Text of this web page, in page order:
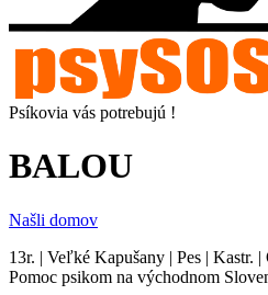
Psíkovia vás potrebujú !
BALOU
Našli domov
13r. | Veľké Kapušany | Pes | Kastr.
Pomoc psikom na východnom